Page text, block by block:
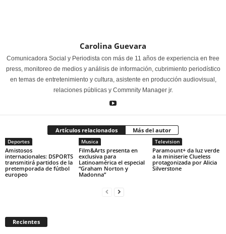
Carolina Guevara
Comunicadora Social y Periodista con más de 11 años de experiencia en free
press, monitoreo de medios y análisis de información, cubrimiento periodístico
en temas de entretenimiento y cultura, asistente en producción audiovisual,
relaciones públicas y Commnity Manager jr.
Artículos relacionados Más del autor
Deportes
Amistosos
internacionales: DSPORTS
transmitirá partidos de la
pretemporada de fútbol
europeo
Musica
Film&Arts presenta en
exclusiva para
Latinoamérica el especial
“Graham Norton y
Madonna”
Television
Paramount+ da luz verde
a la miniserie Clueless
protagonizada por Alicia
Silverstone
Recientes